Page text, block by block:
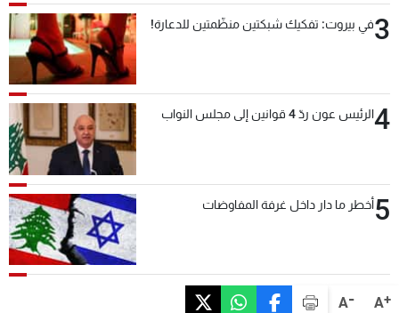
A+
A-
3في بيروت: تفكيك شبكتين منظّمتين للدعارة!
4الرئيس عون ردّ 4 قوانين إلى مجلس النواب
5أخطر ما دار داخل غرفة المفاوضات